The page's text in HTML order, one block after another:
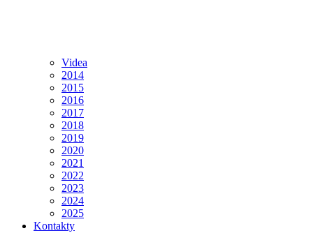
Videa
2014
2015
2016
2017
2018
2019
2020
2021
2022
2023
2024
2025
Kontakty